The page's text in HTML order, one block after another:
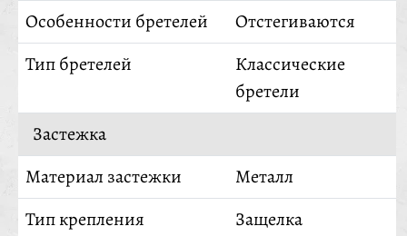
Особенности бретелей
Отстегиваются
Тип бретелей
Классические
бретели
Застежка
Материал застежки
Металл
Тип крепления
Защелка